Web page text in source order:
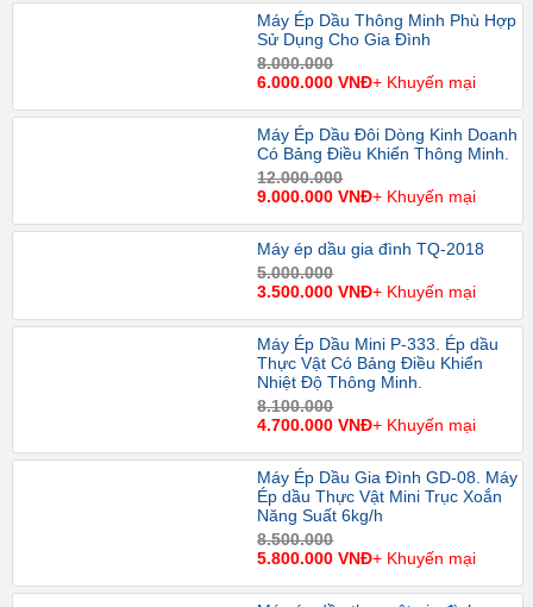
Máy Ép Dầu Thông Minh Phù Hợp
Sử Dụng Cho Gia Đình
8.000.000
6.000.000 VNĐ+ Khuyến mại
Máy Ép Dầu Đôi Dòng Kinh Doanh
Có Bảng Điều Khiển Thông Minh.
12.000.000
9.000.000 VNĐ+ Khuyến mại
Máy ép dầu gia đình TQ-2018
5.000.000
3.500.000 VNĐ+ Khuyến mại
Máy Ép Dầu Mini P-333. Ép dầu
Thực Vật Có Bảng Điều Khiển
Nhiệt Độ Thông Minh.
8.100.000
4.700.000 VNĐ+ Khuyến mại
Máy Ép Dầu Gia Đình GD-08. Máy
Ép dầu Thực Vật Mini Trục Xoắn
Năng Suất 6kg/h
8.500.000
5.800.000 VNĐ+ Khuyến mại